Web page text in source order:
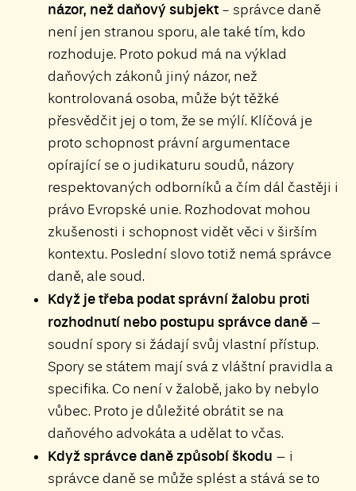
názor, než daňový subjekt - správce daně
není jen stranou sporu, ale také tím, kdo
rozhoduje. Proto pokud má na výklad
daňových zákonů jiný názor, než
kontrolovaná osoba, může být těžké
přesvědčit jej o tom, že se mýlí. Klíčová je
proto schopnost právní argumentace
opírající se o judikaturu soudů, názory
respektovaných odborníků a čím dál častěji i
právo Evropské unie. Rozhodovat mohou
zkušenosti i schopnost vidět věci v širším
kontextu. Poslední slovo totiž nemá správce
daně, ale soud.
Když je třeba podat správní žalobu proti
rozhodnutí nebo postupu správce daně –
soudní spory si žádají svůj vlastní přístup.
Spory se státem mají svá z vláštní pravidla a
specifika. Co není v žalobě, jako by nebylo
vůbec. Proto je důležité obrátit se na
daňového advokáta a udělat to včas.
Když správce daně způsobí škodu – i
správce daně se může splést a stává se to